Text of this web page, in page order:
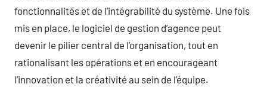
fonctionnalités et de l’intégrabilité du système. Une fois
mis en place, le logiciel de gestion d’agence peut
devenir le pilier central de l’organisation, tout en
rationalisant les opérations et en encourageant
l’innovation et la créativité au sein de l’équipe.